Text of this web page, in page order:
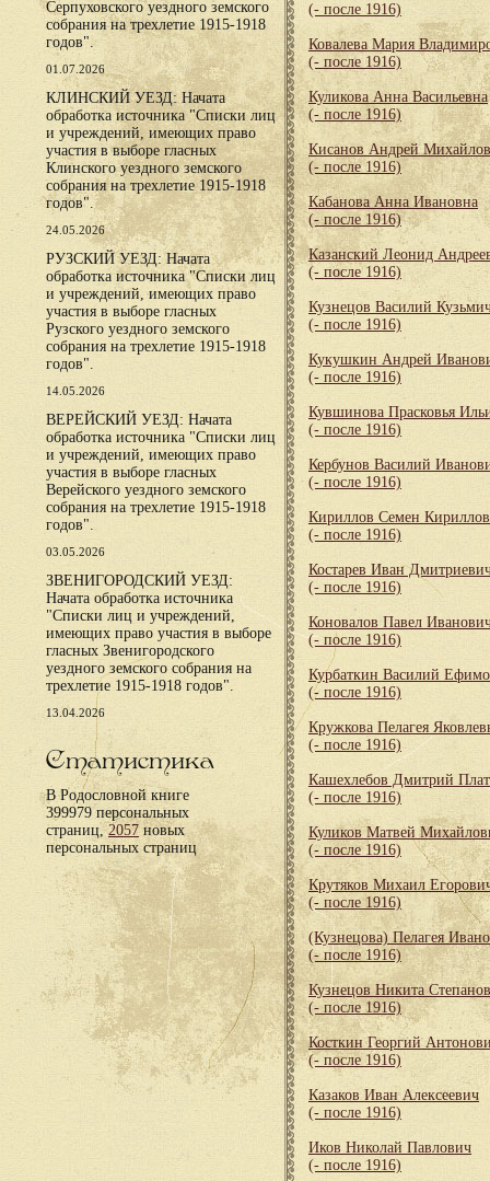
Серпуховского уездного земского
собрания на трехлетие 1915-1918
годов".
01.07.2026
КЛИНСКИЙ УЕЗД: Начата
обработка источника "Списки лиц
и учреждений, имеющих право
участия в выборе гласных
Клинского уездного земского
собрания на трехлетие 1915-1918
годов".
24.05.2026
РУЗСКИЙ УЕЗД: Начата
обработка источника "Списки лиц
и учреждений, имеющих право
участия в выборе гласных
Рузского уездного земского
собрания на трехлетие 1915-1918
годов".
14.05.2026
ВЕРЕЙСКИЙ УЕЗД: Начата
обработка источника "Списки лиц
и учреждений, имеющих право
участия в выборе гласных
Верейского уездного земского
собрания на трехлетие 1915-1918
годов".
03.05.2026
ЗВЕНИГОРОДСКИЙ УЕЗД:
Начата обработка источника
"Списки лиц и учреждений,
имеющих право участия в выборе
гласных Звенигородского
уездного земского собрания на
трехлетие 1915-1918 годов".
13.04.2026
Статистика
В Родословной книге
399979 персональных
страниц,2057 новых
персональных страниц
(- после 1916)
Ковалева Мария
(- после 1916)
Куликова Анна Васильевна
(- после 1916)
Кисанов Андрей
(- после 1916)
Кабанова Анна Ивановна
(- после 1916)
Казанский Леонид
(- после 1916)
Кузнецов Василий
(- после 1916)
Кукушкин Андрей
(- после 1916)
Кувшинова Прасковья
(- после 1916)
Кербунов Василий
(- после 1916)
Кириллов Семен
(- после 1916)
Костарев Иван
(- после 1916)
Коновалов Павел
(- после 1916)
Курбаткин Василий
(- после 1916)
Кружкова Пелагея
(- после 1916)
Кашехлебов Дмитрий
(- после 1916)
Куликов Матвей
(- после 1916)
Крутяков Михаил
(- после 1916)
(Кузнецова) Пелагея
(- после 1916)
Кузнецов Никита
(- после 1916)
Косткин Георгий
(- после 1916)
Казаков Иван Алексеевич
(- после 1916)
Иков Николай Павлович
(- после 1916)